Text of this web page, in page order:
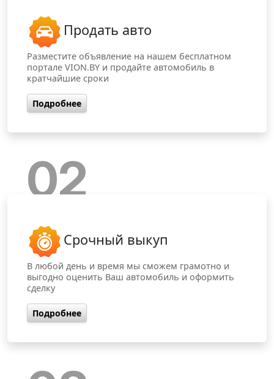
Продать авто
Разместите объявление на нашем бесплатном
портале VION.BY и продайте автомобиль в
кратчайшие сроки
Подробнее
02
Срочный выкуп
В любой день и время мы сможем грамотно и
выгодно оценить Ваш автомобиль и оформить
сделку
Подробнее